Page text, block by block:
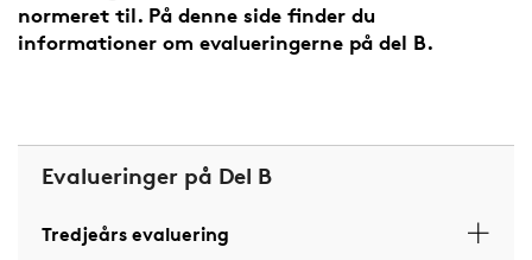
normeret til. På denne side finder du
informationer om evalueringerne på del B.
Evalueringer på Del B
Tredjeårs evaluering